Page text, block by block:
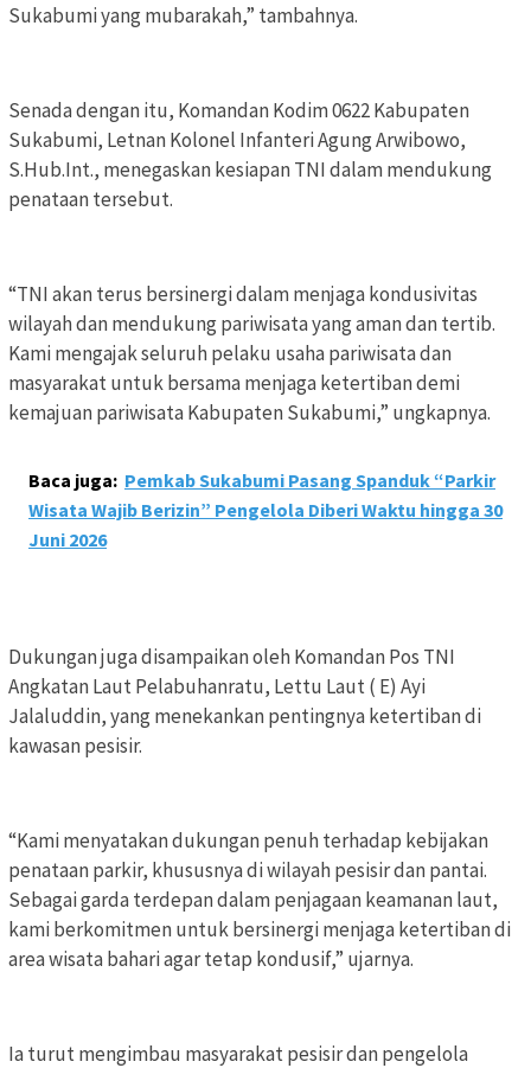
Sukabumi yang mubarakah,” tambahnya.
Senada dengan itu, Komandan Kodim 0622 Kabupaten
Sukabumi, Letnan Kolonel Infanteri Agung Arwibowo,
S.Hub.Int., menegaskan kesiapan TNI dalam mendukung
penataan tersebut.
“TNI akan terus bersinergi dalam menjaga kondusivitas
wilayah dan mendukung pariwisata yang aman dan tertib.
Kami mengajak seluruh pelaku usaha pariwisata dan
masyarakat untuk bersama menjaga ketertiban demi
kemajuan pariwisata Kabupaten Sukabumi,” ungkapnya.
Baca juga: Pemkab Sukabumi Pasang Spanduk “Parkir
Wisata Wajib Berizin” Pengelola Diberi Waktu hingga 30
Juni 2026
Dukungan juga disampaikan oleh Komandan Pos TNI
Angkatan Laut Pelabuhanratu, Lettu Laut ( E) Ayi
Jalaluddin, yang menekankan pentingnya ketertiban di
kawasan pesisir.
“Kami menyatakan dukungan penuh terhadap kebijakan
penataan parkir, khususnya di wilayah pesisir dan pantai.
Sebagai garda terdepan dalam penjagaan keamanan laut,
kami berkomitmen untuk bersinergi menjaga ketertiban di
area wisata bahari agar tetap kondusif,” ujarnya.
Ia turut mengimbau masyarakat pesisir dan pengelola